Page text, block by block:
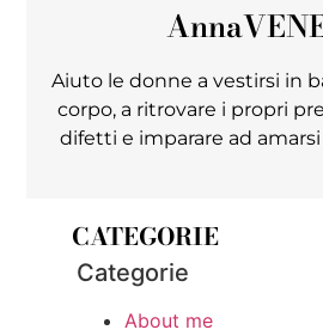
Anna
Aiuto le donne a vestirsi in
corpo, a ritrovare i propri
difetti e imparare ad
CATEGORIE
Categorie
About me